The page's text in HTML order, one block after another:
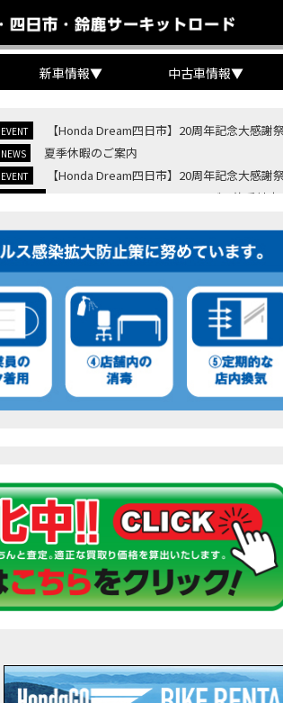
新車情報▼ 中古車情報▼
EVENT 【Honda Dream四日市】20周年記念大感
NEWS 夏季休暇のご案内
EVENT 【Honda Dream四日市】20周年記念大感謝
CB400 SUPER FORE E-Clutchご予約受付中！
MOVIE 【Hondaバイク】【タイヤ交換】鈍感な私が
7/4・5 鈴鹿８時間耐久ロードレースTSRを
EVENT KOOD クロモリアクスルシャフトお客様のバ
MOVIE 【三重→香川】このバイク、なんだと思い
EVENT “コカ・コーラ”鈴鹿８時間耐久ロードレー
MOVIE 【ホンダ バイク】バイクを長持ちさせる洗
MOVIE 【ホンダ バイク】CRF1100L Africa Twinは
MOVIE 【ホンダ バイク】DCTが搭載しているバイ
MOVIE 【ホンダ バイク】「ボカロ文化」を知ろう ナビゲーション
EVENT ［三重県下最大級のバイクイベント］
EVENT ［三重県下最大級のバイクイベント］
CAMPAIGN 免許取得サポートキャンペーン実施中！
EVENT ［三重県下最大級のバイクイベント］2026MIE
MOVIE 【ホンダ バイク】【バイク女子】怖くて乗
MOVIE 【ホンダ バイク】CB1000F 4台で三重県ツ
MOVIE 【ホンダ バイク】【GB350C S】梅本まど